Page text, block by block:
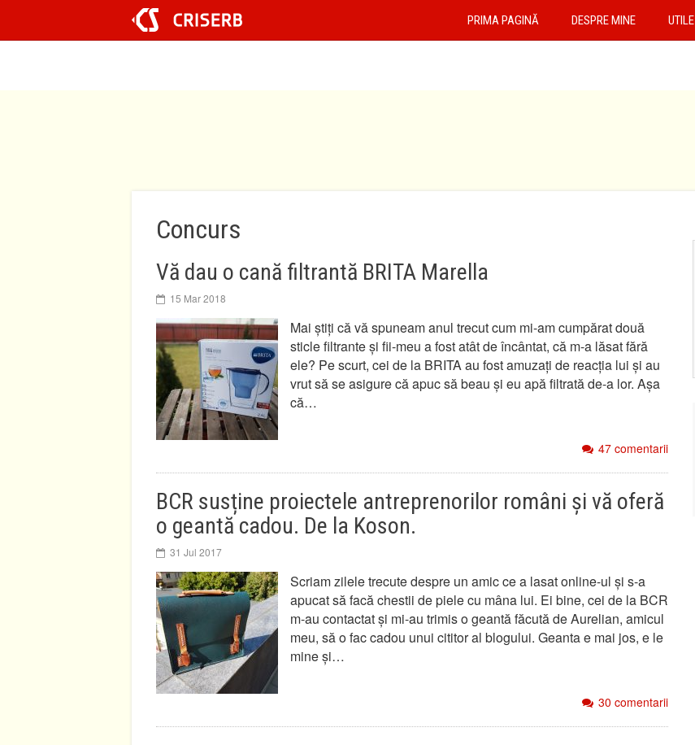
conținut
PRIMA PAGINĂ DESPRE MINE UTILE
Concurs
Vă dau o cană filtrantă BRITA Marella
15 Mar 2018
Mai știți că vă spuneam anul trecut cum mi-am cumpărat două
sticle filtrante și fii-meu a fost atât de încântat, că m-a lăsat fără
ele? Pe scurt, cei de la BRITA au fost amuzați de reacția lui și au
vrut să se asigure că apuc să beau și eu apă filtrată de-a lor. Așa
că…
47 comentarii
BCR susține proiectele antreprenorilor români și vă oferă
o geantă cadou. De la Koson.
31 Jul 2017
Scriam zilele trecute despre un amic ce a lasat online-ul și s-a
apucat să facă chestii de piele cu mâna lui. Ei bine, cei de la BCR
m-au contactat și mi-au trimis o geantă făcută de Aurelian, amicul
meu, să o fac cadou unui cititor al blogului. Geanta e mai jos, e le
mine și…
30 comentarii